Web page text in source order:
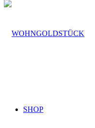
SHOP